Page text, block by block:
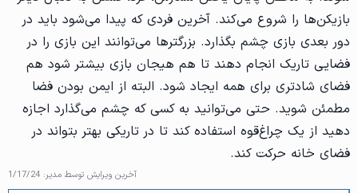
بازیکن‌ها را شروع می‌کند. آخرین فردی که پیدا می‌شود باید در
دور بعدی بازی چشم‌ بگذارد. بزرگترها می‌توانند این بازی را در
فضایی تاریک انجام دهند تا هم هیجان بازی بیشتر شود هم
فضای شادتری برای همه ایجاد شود. البته از ایمن بودن فضا
مطمئن شوید. حتی می‌توانید به کسی که چشم می‌گذارد اجازه
دهید از یک چراغ‌قوه استفاده کند تا در تاریکی بهتر بتواند در
فضای خانه حرکت کند.
آخرین ویرایش توسط مدیر: 1/17/24